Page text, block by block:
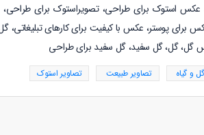
عکس استوک برای طراحی، تصویراستوک برای
برای پوستر، عکس با کیفیت برای کارهای تبلیغاتی،
گل، گل، گل سفید، گل سفید برای طراحی
و گیاه تصاویر طبیعت تصاویر استوک